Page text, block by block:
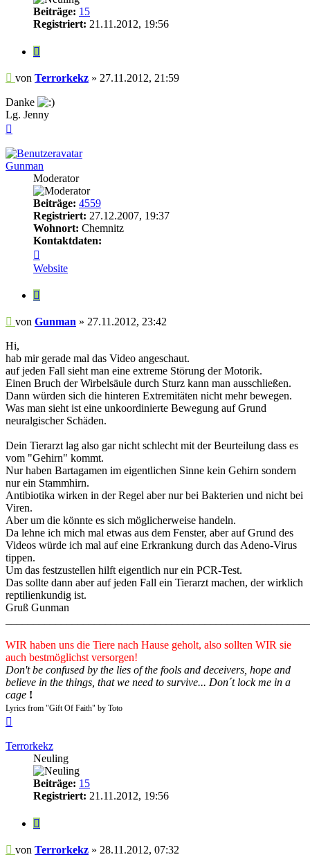
Beiträge: 15
Registriert: 21.11.2012, 19:56
Zitieren
Beitrag
von Terrorkekz » 27.11.2012, 21:59
Danke
Lg. Jenny
Gunman
Moderator
Beiträge: 4559
Registriert: 27.12.2007, 19:37
Wohnort: Chemnitz
Kontaktdaten:
von
Gunman
Website
Zitieren
Beitrag
von Gunman » 27.11.2012, 23:42
Hi,
hab mir gerade mal das Video angeschaut.
auf jeden Fall sieht man eine extreme Störung der Motorik.
Einen Bruch der Wirbelsäule durch Sturz kann man ausschließen.
Dann würden sich die hinteren Extremitäten nicht mehr bewegen.
Was man sieht ist eine unkoordinierte Bewegung auf Grund
neuralgischer Schäden.
Dein Tierarzt lag also gar nicht schlecht mit der Beurteilung dass es
vom "Gehirn" kommt.
Nur haben Bartagamen im eigentlichen Sinne kein Gehirn sondern
nur ein Stammhirn.
Antibiotika wirken in der Regel aber nur bei Bakterien und nicht bei
Viren.
Aber um die könnte es sich möglicherweise handeln.
Da lehne ich mich mal etwas aus dem Fenster, aber auf Grund des
Videos würde ich mal auf eine Erkrankung durch das Adeno-Virus
tippen.
Um das festzustellen hilft eigentlich nur ein PCR-Test.
Das sollte dann aber auf jeden Fall ein Tierarzt machen, der wirklich
reptilienkundig ist.
Gruß Gunman
WIR haben uns die Tiere nach Hause geholt, also sollten WIR sie
auch bestmöglichst versorgen!
Don't be confused by the lies of the fools and deceivers, hope and
believe in the things, that we need to survive... Don´t lock me in a
cage !
Lyrics from "Gift Of Faith" by Toto
Terrorkekz
Neuling
Beiträge: 15
Registriert: 21.11.2012, 19:56
Zitieren
Beitrag
von Terrorkekz » 28.11.2012, 07:32